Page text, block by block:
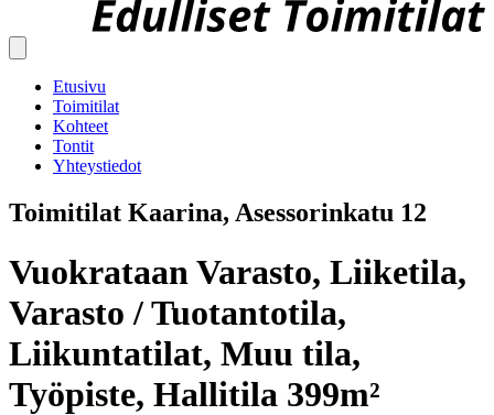
Etusivu
Toimitilat
Kohteet
Tontit
Yhteystiedot
Toimitilat Kaarina, Asessorinkatu 12
Vuokrataan Varasto, Liiketila,
Varasto / Tuotantotila,
Liikuntatilat, Muu tila,
Työpiste, Hallitila 399m²